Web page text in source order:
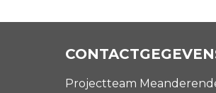
Projectteam